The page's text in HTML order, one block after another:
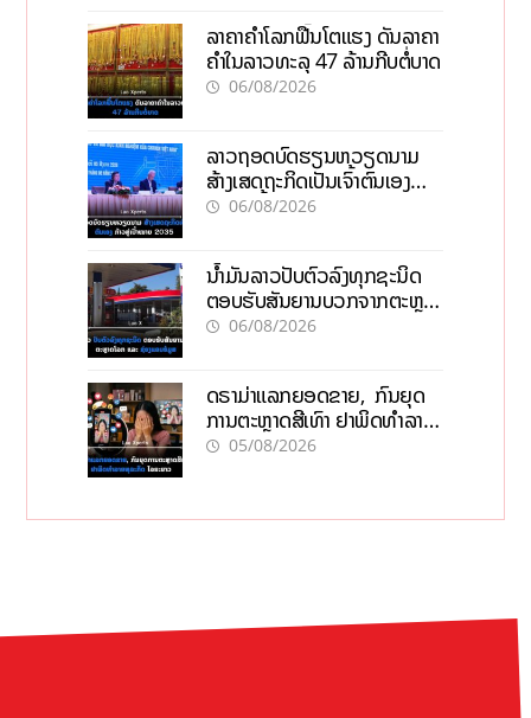
ລາຄາຄຳໂລກຟື້ນໂຕແຮງ ດັນລາຄາ
ຄຳໃນລາວທະລຸ 47 ລ້ານກີບຕໍ່ບາດ
06/08/2026
ລາວຖອດບົດຮຽນຫວຽດນາມ
ສ້າງເສດຖະກິດເປັນເຈົ້າຕົນເອງ
ກ້າວສູ່ເປົ້າໝາຍ 2035
06/08/2026
ນໍ້າມັນລາວປັບຕົວລົງທຸກຊະນິດ
ຕອບຮັບສັນຍານບວກຈາກຕະຫຼາດ
ໂລກ ແລະ ຊ່ອງແຄບຮໍມູສ
06/08/2026
ດຣາມ່າແລກຍອດຂາຍ, ກົນຍຸດ
ການຕະຫຼາດສີເທົາ ຢາພິດທຳລາຍ
ທຸລະກິດ ໄລຍະຍາວ
05/08/2026